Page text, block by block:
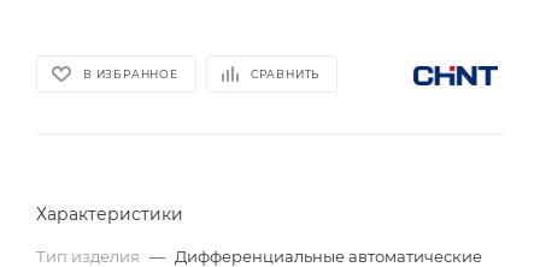
В ИЗБРАННОЕ СРАВНИТЬ
Характеристики
Тип изделия — Дифференциальные автоматические